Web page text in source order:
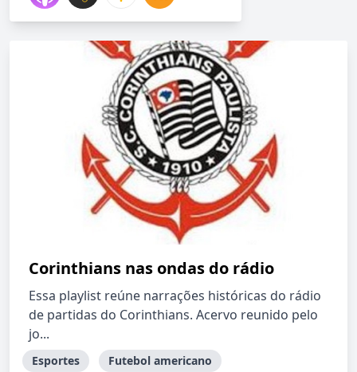
Corinthians nas ondas do rádio
Essa playlist reúne narrações históricas do rádio
de partidas do Corinthians. Acervo reunido pelo
jo...
Esportes Futebol americano